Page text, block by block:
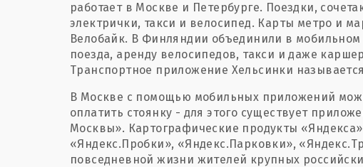
работает в Москве и Петербурге. Поездки,
электрички, такси и велосипед. Карты метро и
Велобайк. В Финляндии объединили в
поезда, аренду велосипедов, такси и даже
Транспортное приложение Хельсинки
В Москве с помощью мобильных приложений
оплатить стоянку - для этого существует
Москвы». Картографические продукты
«Яндекс.Пробки», «Яндекс.Парковки»,
повседневной жизни жителей крупных